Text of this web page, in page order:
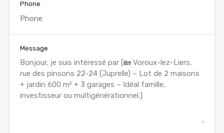
Phone
Message